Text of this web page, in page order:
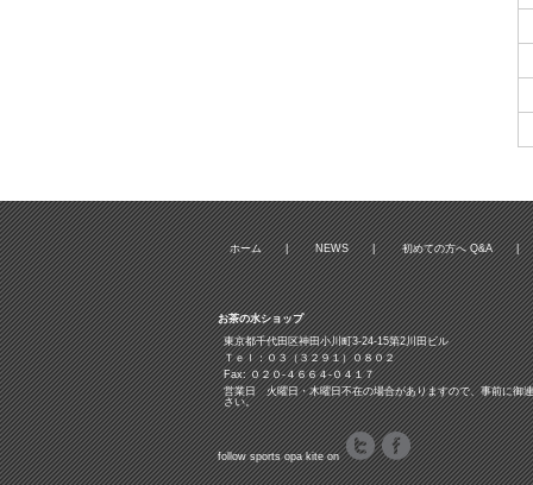
ホーム | NEWS | 初めての方へ Q&A |
お茶の水ショップ
東京都千代田区神田小川町3‐24‐15第2川田ビル
Ｔｅｌ：０３（３２９１）０８０２
Fax: ０２０-４６６４-０４１７
営業日 火曜日・木曜日不在の場合がありますので、事前に御
さい。
follow sports opa kite on